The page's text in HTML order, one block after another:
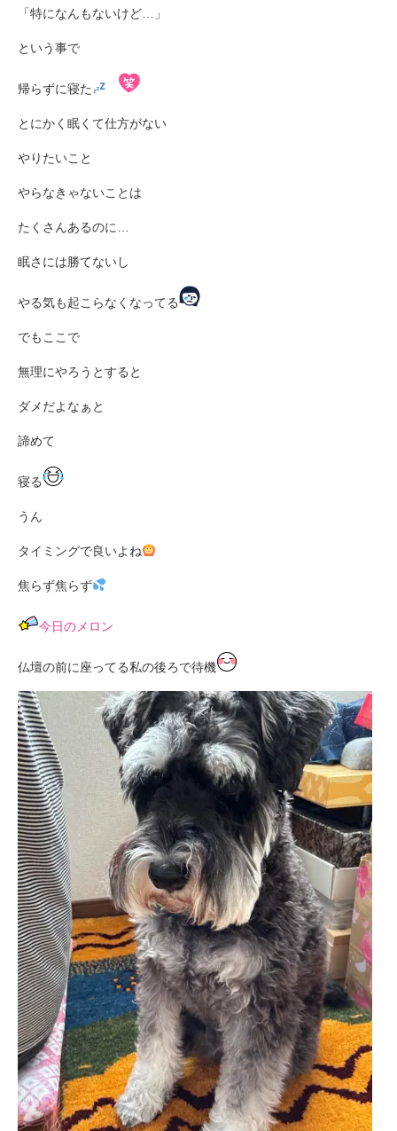
「特になんもないけど…」
という事で
帰らずに寝た
とにかく眠くて仕方がない
やりたいこと
やらなきゃないことは
たくさんあるのに…
眠さには勝てないし
やる気も起こらなくなってる
でもここで
無理にやろうとすると
ダメだよなぁと
諦めて
寝る
うん
タイミングで良いよね
焦らず焦らず
今日のメロン
仏壇の前に座ってる私の後ろで待機